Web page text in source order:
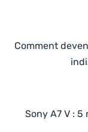
Comment
Sony A7 V :